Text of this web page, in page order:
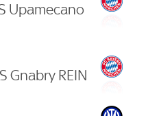
Upamecano
Gnabry REIN